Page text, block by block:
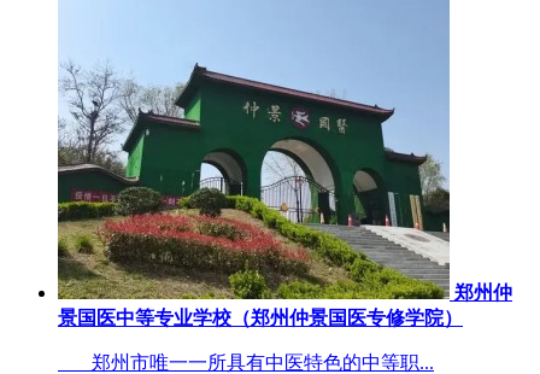
郑州仲
景国医中等专业学校（郑州仲景国医专修学院）
郑州市唯一一所具有中医特色的中等职...